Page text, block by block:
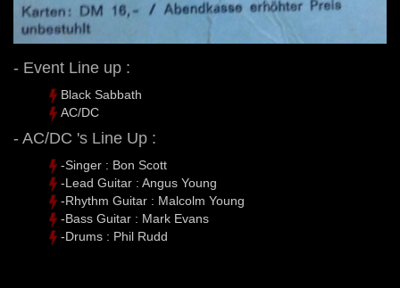
- Event Line up :
Black Sabbath
AC/DC
- AC/DC 's Line Up :
-Singer : Bon Scott
-Lead Guitar : Angus Young
-Rhythm Guitar : Malcolm Young
-Bass Guitar : Mark Evans
-Drums : Phil Rudd